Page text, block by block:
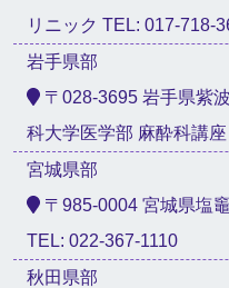
リニック TEL: 017-718-
岩手県部
〒028-3695 岩手県紫
科大学医学部 麻酔科講
宮城県部
〒985-0004 宮城県塩
TEL: 022-367-1110
秋田県部